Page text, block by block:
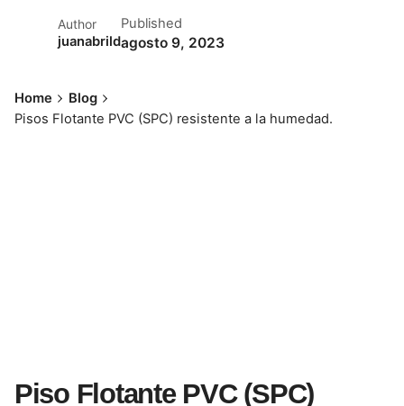
Author
juanabrild
Published
agosto 9, 2023
Home
Blog
Pisos Flotante PVC (SPC) resistente a la humedad.
Piso Flotante PVC (SPC)